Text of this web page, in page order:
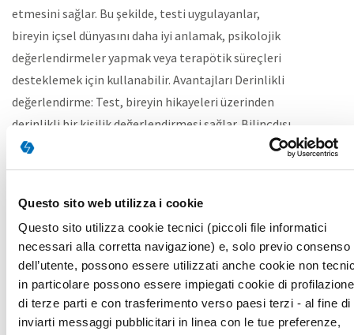
Questo sito web utilizza i cookie
Questo sito utilizza cookie tecnici (piccoli file informatici
necessari alla corretta navigazione) e, solo previo consenso
dell’utente, possono essere utilizzati anche cookie non
in particolare possono essere impiegati cookie di
di terze parti e con trasferimento verso paesi terzi - al fine di
inviarti messaggi pubblicitari in linea con le tue preferenze,
etmesini sağlar. Bu şekilde, testi uygulayanlar,
bireyin içsel dünyasını daha iyi anlamak, psikolojik
değerlendirmeler yapmak veya terapötik süreçleri
desteklemek için kullanabilir. Avantajları Derinlikli
değerlendirme: Test, bireyin hikayeleri üzerinden
derinlikli bir kişilik değerlendirmesi sağlar. Bilinçdışı
süreçleri açığa çıkarma: Test, bireyin hikayeler
aracılığıyla bilinçdışı düşüncelerini ve içsel dünyasını
değerlendirme: Test, bireyin hikaye oluşturma
sürecinde yaratıcı ve esnek bir yaklaşım
sergilemesine izin verir. Kullanım alanları Klinik
değerlendirme: TAT, psikolojik değerlendirmelerde
kullanılarak bireyin içsel dünyasını, kişilik
özelliklerini ve motivasyonlarını anlamak için